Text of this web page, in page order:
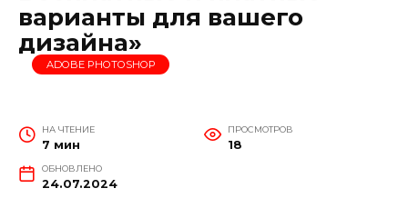
варианты для вашего
дизайна»
ADOBE PHOTOSHOP
НА ЧТЕНИЕ
7 мин
ПРОСМОТРОВ
18
ОБНОВЛЕНО
24.07.2024